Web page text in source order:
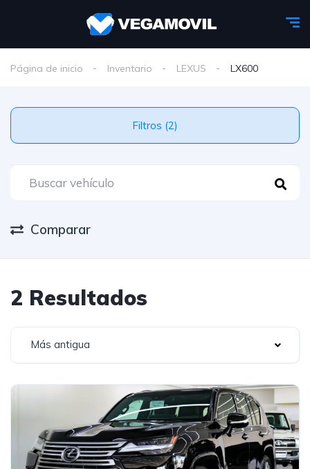
Página de inicio Inventario LEXUS LX600
Filtros (2)
Comparar
2 Resultados
Más antigua